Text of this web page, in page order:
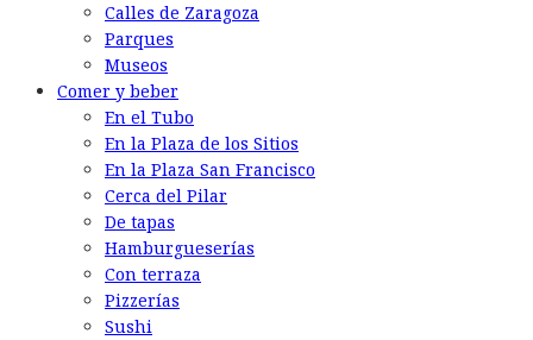
Calles de Zaragoza
Parques
Museos
Comer y beber
En el Tubo
En la Plaza de los Sitios
En la Plaza San Francisco
Cerca del Pilar
De tapas
Hamburgueserías
Con terraza
Pizzerías
Sushi